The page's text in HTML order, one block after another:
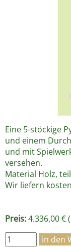
Eine 5-stöckige
und einem
und mit
versehen.
Material Holz,
Wir liefern
Preis:4.336,00 €